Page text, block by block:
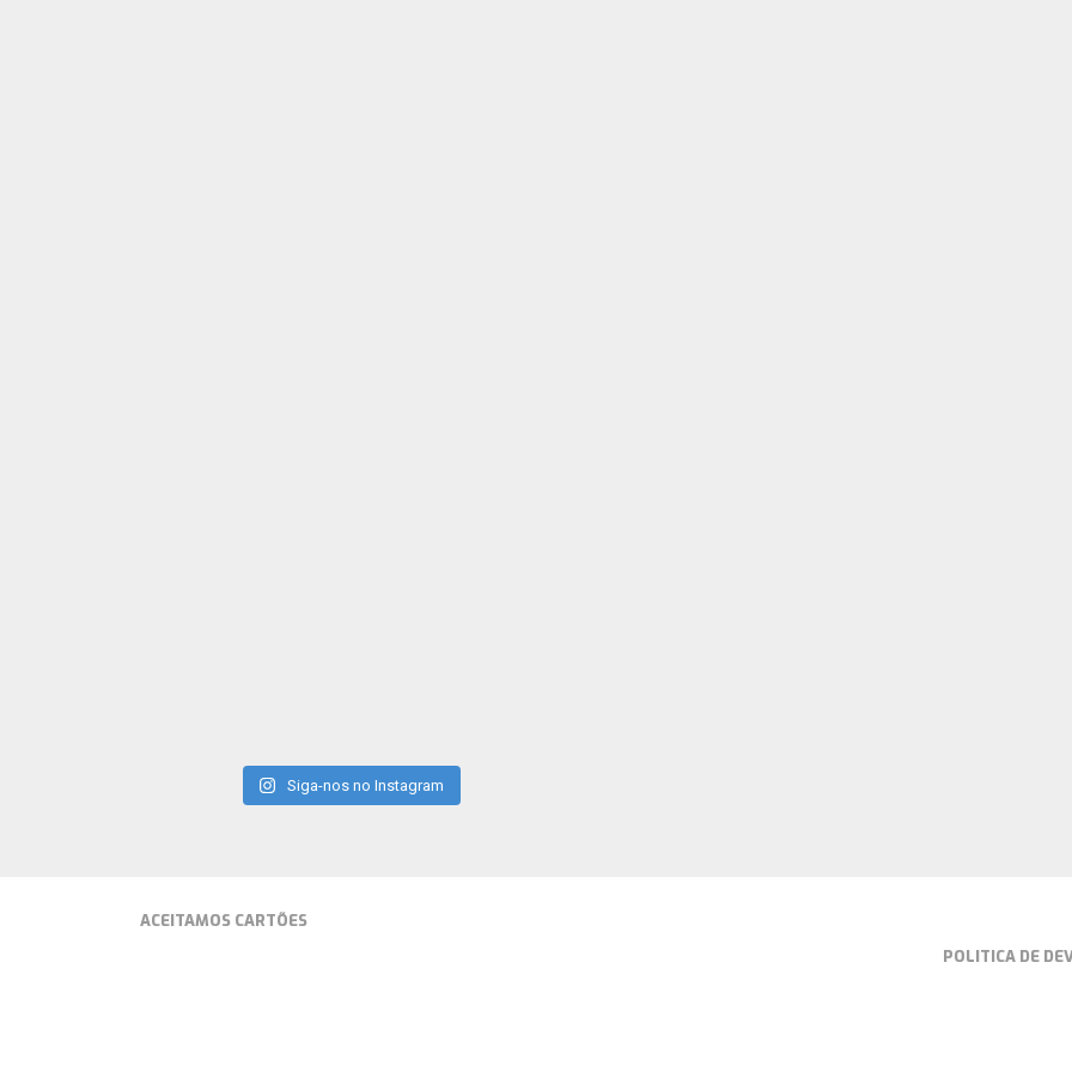
Siga-nos no Instagram
ACEITAMOS CARTÕES
POLITICA DE